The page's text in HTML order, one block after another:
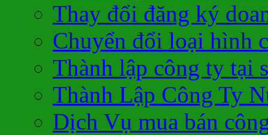
Thay đổi đăng ký
Chuyển đổi loại hình
Thành lập công ty tại
Thành Lập Công Ty
Dịch Vụ mua bán